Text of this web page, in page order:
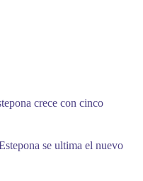
crece con cinco
se ultima el nuevo